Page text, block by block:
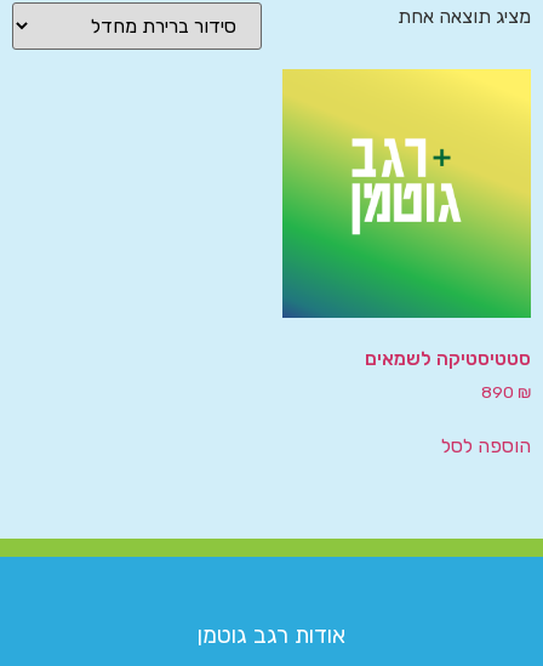
מציג תוצאה אחת
סטטיסטיקה לשמאים
890 ₪
הוספה לסל
אודות רגב גוטמן